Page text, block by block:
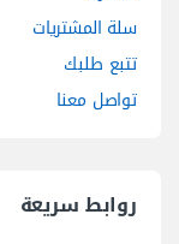
سلة المشتريات
تتبع طلبك
تواصل معنا
روابط سريعة